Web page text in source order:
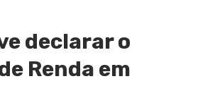
declarar o
Renda em